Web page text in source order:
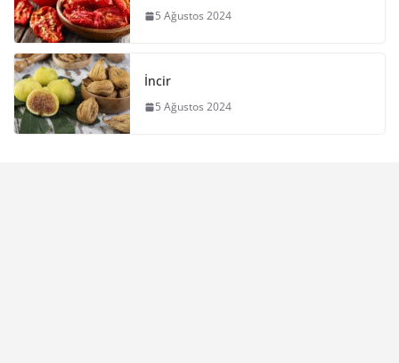
5 Ağustos 2024
İncir
5 Ağustos 2024